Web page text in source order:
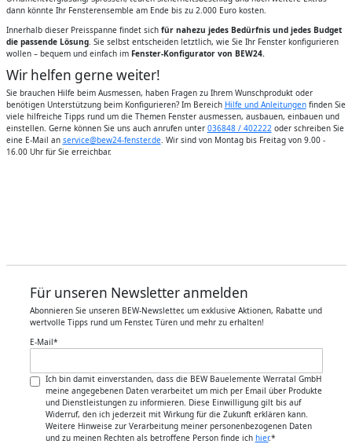
dann könnte Ihr Fensterensemble am Ende bis zu 2.000 Euro kosten.
Innerhalb dieser Preisspanne findet sich für nahezu jedes Bedürfnis und jedes Budget
die passende Lösung. Sie selbst entscheiden letztlich, wie Sie Ihr Fenster konfigurieren
wollen – bequem und einfach im Fenster-Konfigurator von BEW24.
Wir helfen gerne weiter!
Sie brauchen Hilfe beim Ausmessen, haben Fragen zu Ihrem Wunschprodukt oder
benötigen Unterstützung beim Konfigurieren? Im Bereich Hilfe und Anleitungenfinden Sie
viele hilfreiche Tipps rund um die Themen Fenster ausmessen, ausbauen, einbauen und
einstellen. Gerne können Sie uns auch anrufen unter 036848 / 402222oder schreiben Sie
eine E-Mail an service@bew24-fenster.de. Wir sind von Montag bis Freitag von 9.00 -
16.00 Uhr für Sie erreichbar.
Für unseren Newsletter anmelden
Abonnieren Sie unseren BEW-Newsletter, um exklusive Aktionen, Rabatte und
wertvolle Tipps rund um Fenster, Türen und mehr zu erhalten!
E-Mail*
Ich bin damit einverstanden, dass die BEW Bauelemente Werratal GmbH
meine angegebenen Daten verarbeitet um mich per Email über Produkte
und Dienstleistungen zu informieren. Diese Einwilligung gilt bis auf
Widerruf, den ich jederzeit mit Wirkung für die Zukunft erklären kann.
Weitere Hinweise zur Verarbeitung meiner personenbezogenen Daten
und zu meinen Rechten als betroffene Person finde ich hier.*